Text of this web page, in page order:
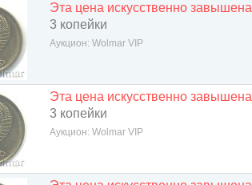
Эта цена искусственно завышена
3 копейки
Аукцион: Wolmar VIP
Эта цена искусственно завышена
3 копейки
Аукцион: Wolmar VIP